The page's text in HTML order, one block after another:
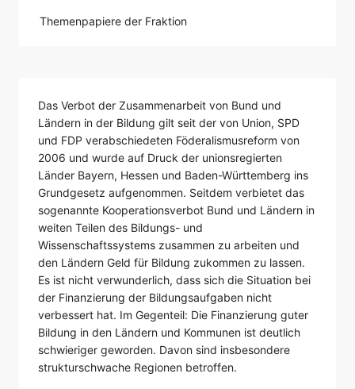
Themenpapiere der Fraktion
Das Verbot der Zusammenarbeit von Bund und
Ländern in der Bildung gilt seit der von Union, SPD
und FDP verabschiedeten Föderalismusreform von
2006 und wurde auf Druck der unionsregierten
Länder Bayern, Hessen und Baden-Württemberg ins
Grundgesetz aufgenommen. Seitdem verbietet das
sogenannte Kooperationsverbot Bund und Ländern in
weiten Teilen des Bildungs- und
Wissenschaftssystems zusammen zu arbeiten und
den Ländern Geld für Bildung zukommen zu lassen.
Es ist nicht verwunderlich, dass sich die Situation bei
der Finanzierung der Bildungsaufgaben nicht
verbessert hat. Im Gegenteil: Die Finanzierung guter
Bildung in den Ländern und Kommunen ist deutlich
schwieriger geworden. Davon sind insbesondere
strukturschwache Regionen betroffen.